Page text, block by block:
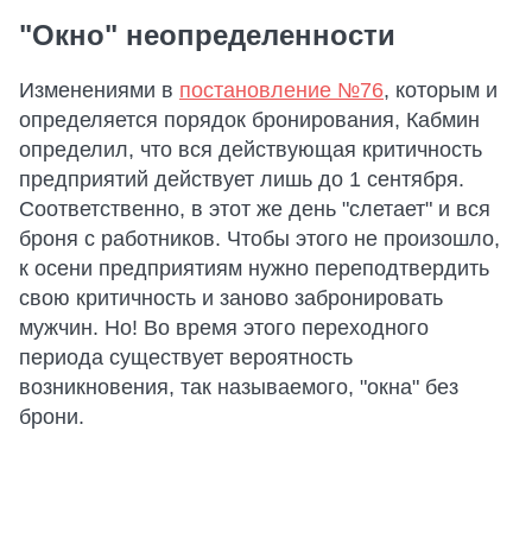
"Окно" неопределенности
Изменениями в постановление №76, которым и
определяется порядок бронирования, Кабмин
определил, что вся действующая критичность
предприятий действует лишь до 1 сентября.
Соответственно, в этот же день "слетает" и вся
броня с работников. Чтобы этого не произошло,
к осени предприятиям нужно переподтвердить
свою критичность и заново забронировать
мужчин. Но! Во время этого переходного
периода существует вероятность
возникновения, так называемого, "окна" без
брони.